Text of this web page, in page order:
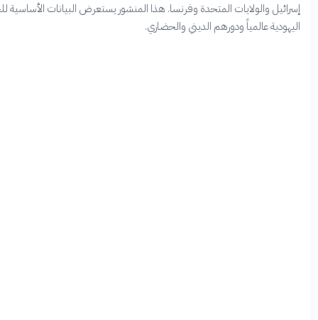
والولايات المتحدة وفرنسا. هذا المنشور يستعرض البيانات الأساسية للجالية
عالمياً ودورهم الديني والحضاري.